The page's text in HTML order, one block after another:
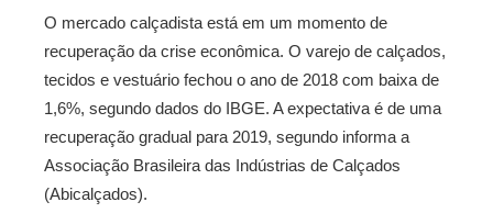
O mercado calçadista está em um momento de
recuperação da crise econômica. O varejo de calçados,
tecidos e vestuário fechou o ano de 2018 com baixa de
1,6%, segundo dados do IBGE. A expectativa é de uma
recuperação gradual para 2019, segundo informa a
Associação Brasileira das Indústrias de Calçados
(Abicalçados).